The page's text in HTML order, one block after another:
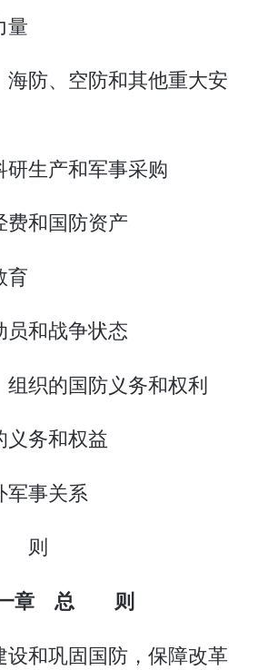
量
防、空防和其他重大安
生产和军事采购
和国防资产
育
和战争状态
织的国防义务和权利
务和权益
事关系
则
章 总 则
和巩固国防，保障改革